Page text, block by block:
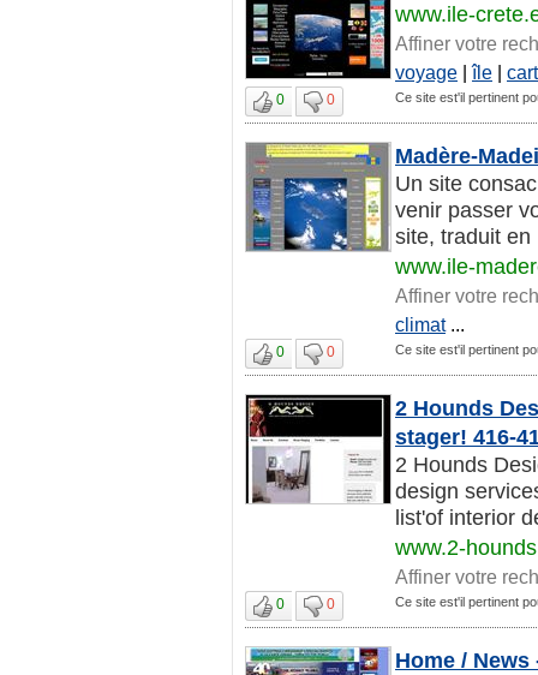
www.ile-
Affiner votre
voyage |île |
0 0 Ce site est'il pertinent
Madère-
Un site
venir passer
site, traduit en
www.ile-
Affiner votre
climat...
0 0 Ce site est'il pertinent
2 Hounds
stager! 416-
2 Hounds
design
list'of interior
www.2-
Affiner votre
0 0 Ce site est'il pertinent
Home / News